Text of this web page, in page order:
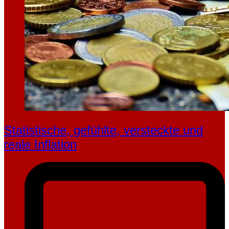
Statistische, gefühlte, ver­steckte und
reale Inflation